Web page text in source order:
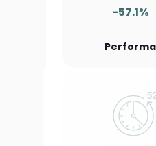
-57.1%